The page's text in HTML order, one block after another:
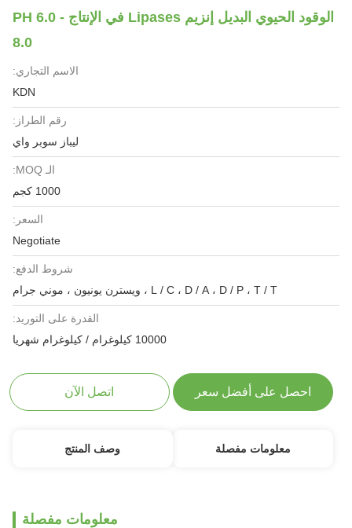
الوقود الحيوي البديل إنزيم Lipases في الإنتاج PH 6.0 -
8.0
الاسم التجاري:
KDN
رقم الطراز:
ليباز سوبر واي
الـ MOQ:
1000 كجم
السعر:
Negotiate
شروط الدفع:
L / C ، D / A ، D / P ، T / T ، ويسترن يونيون ، موني جرام
القدرة على التوريد:
10000 كيلوغرام / كيلوغرام شهريا
احصل على أفضل سعر اتصل الآن
معلومات مفصلة وصف المنتج
معلومات مفصلة